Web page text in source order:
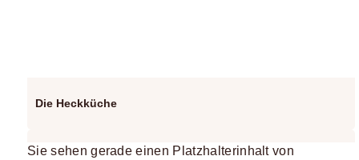
Die Heckküche
Sie sehen gerade einen Platzhalterinhalt von